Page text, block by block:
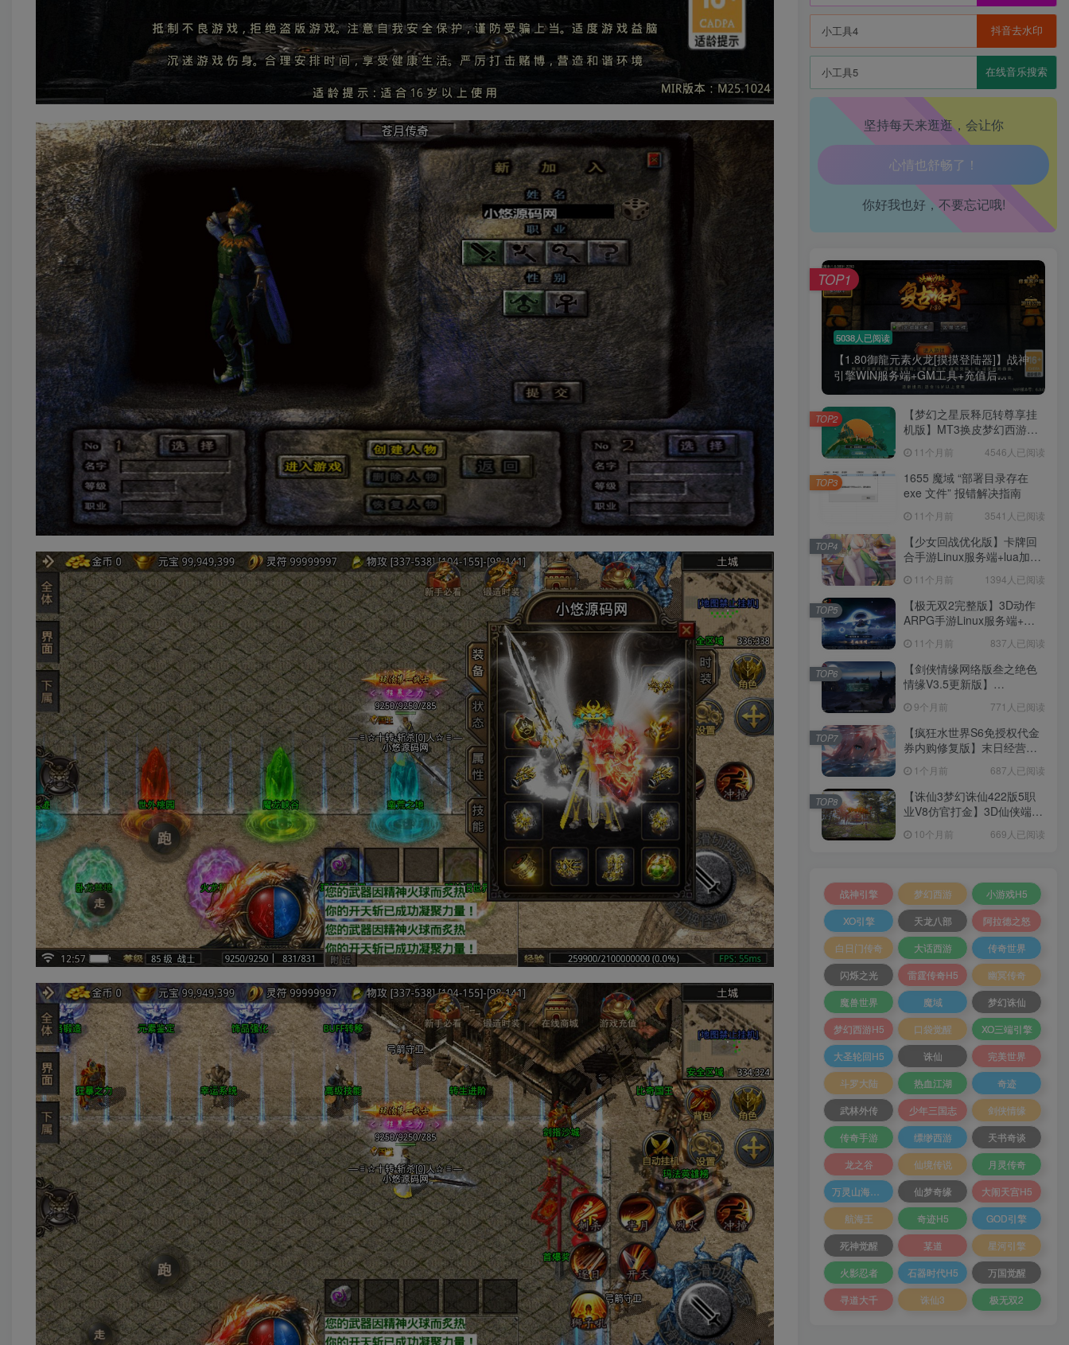
小工具4 抖音去水印
小工具5 在线音乐搜索
坚持每天来逛逛，会让你
心情也舒畅了！
走路也有劲了！
腿也不痛了！
腰也不酸了！
工作也轻松了！
你好我也好，不要忘记哦!
5038人已阅读
【1.80御龍元素火龙[摸摸登陆器]】战神
引擎WIN服务端+GM工具+充值后...
TOP1
【梦幻之星辰释厄转尊享挂
机版】MT3换皮梦幻西游
+源码+架设教程
11个月前 4546人已阅读
TOP2
1655 魔域 “部署目录存在
exe 文件” 报错解决指南
11个月前 3541人已阅读
TOP3
【少女回战优化版】卡牌回
合手游Linux服务端+lua加解
权后台+安卓+架设教程
11个月前 1394人已阅读
TOP4
【极无双2完整版】3D动作
ARPG手游Linux服务端+全
+加解密工具+GM授权后台
+安卓+架设教程
11个月前 837人已阅读
TOP5
【剑侠情缘网络版叁之绝色
情缘V3.5更新版】
端+GM指令+PC客户端+架设
教程
9个月前 771人已阅读
TOP6
【疯狂水世界S6免授权代金
券内购修复版】末日经营生
工具+管理后台+CDK授权后
台+安卓+架设教程
1个月前 687人已阅读
TOP7
【诛仙3梦幻诛仙422版5职
业V8仿官打金】3D仙侠端游
工具+PC客户端+架设教程
10个月前 669人已阅读
TOP8
战神引擎 梦幻西游
小游戏H5
XO引擎
天龙八部
阿拉德之怒
白日门传奇
大话西游
传奇世界
闪烁之光
雷霆传奇H5
幽冥传奇
魔兽世界
魔域
梦幻诛仙
梦幻西游H5
口袋觉醒
XO三端引擎
大圣轮回H5
诛仙
完美世界
斗罗大陆
热血江湖
奇迹
武林外传
少年三国志
剑侠情缘
传奇手游
缥缈西游
天书奇谈
龙之谷
仙境传说
月灵传奇
仙梦奇缘
大闹天宫H5
航海王
奇迹H5
GOD引擎
死神觉醒
某道
星河引擎
火影忍者
石器时代H5
万国觉醒
寻道大千
诛仙3 极无双2